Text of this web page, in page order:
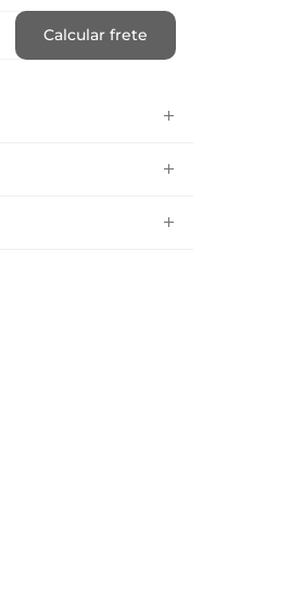
Calcular frete